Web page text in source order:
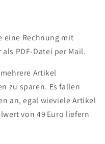
eine Rechnung mit
PDF-Datei per Mail.
Artikel
zu sparen. Es fallen
an, egal wieviele Artikel
von 49 Euro liefern